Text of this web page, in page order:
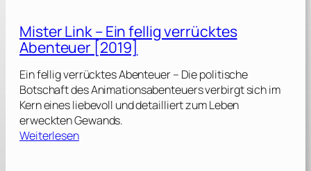
Mister Link – Ein fellig verrücktes
Abenteuer [2019]
Ein fellig verrücktes Abenteuer – Die politische
Botschaft des Animationsabenteuers verbirgt sich im
Kern eines liebevoll und detailliert zum Leben
erweckten Gewands.
Weiterlesen: